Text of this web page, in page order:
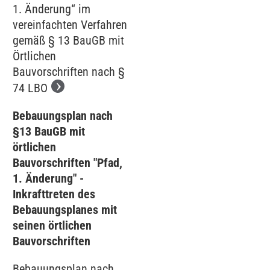
1. Änderung“ im
vereinfachten Verfahren
gemäß § 13 BauGB mit
Örtlichen
Bauvorschriften nach §
74 LBO
Bebauungsplan nach
§13 BauGB mit
örtlichen
Bauvorschriften "Pfad,
1. Änderung" -
Inkrafttreten des
Bebauungsplanes mit
seinen örtlichen
Bauvorschriften